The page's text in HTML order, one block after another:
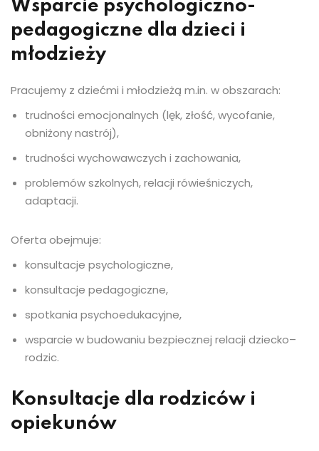
Wsparcie psychologiczno-
pedagogiczne dla dzieci i
młodzieży
Pracujemy z dziećmi i młodzieżą m.in. w obszarach:
trudności emocjonalnych (lęk, złość, wycofanie,
obniżony nastrój),
trudności wychowawczych i zachowania,
problemów szkolnych, relacji rówieśniczych,
adaptacji.
Oferta obejmuje:
konsultacje psychologiczne,
konsultacje pedagogiczne,
spotkania psychoedukacyjne,
wsparcie w budowaniu bezpiecznej relacji dziecko–
rodzic.
Konsultacje dla rodziców i
opiekunów